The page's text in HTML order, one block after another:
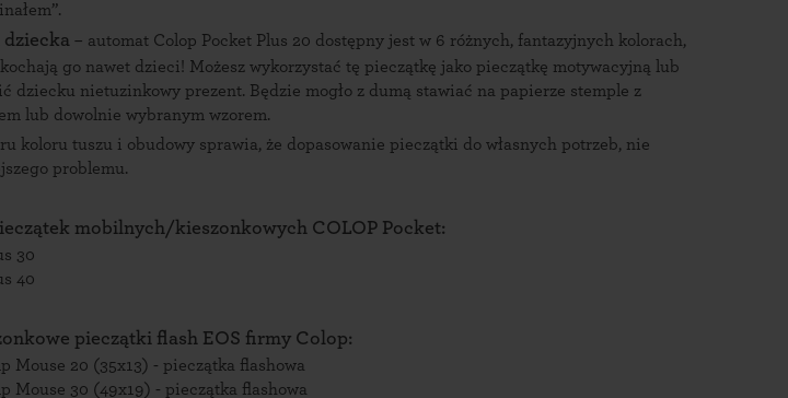
dziecka – automat Colop Pocket Plus 20 dostępny jest w 6 różnych, fantazyjnych kolorach,
go nawet dzieci! Możesz wykorzystać tę pieczątkę jako pieczątkę motywacyjną lub
dziecku nietuzinkowy prezent. Będzie mogło z dumą stawiać na papierze stemple z
lub dowolnie wybranym wzorem.
koloru tuszu i obudowy sprawia, że dopasowanie pieczątki do własnych potrzeb, nie
problemu.
mobilnych/kieszonkowych COLOP Pocket:
30
40
pieczątki flash EOS firmy Colop:
Mouse 20 (35x13) - pieczątka flashowa
Mouse 30 (49x19) - pieczątka flashowa